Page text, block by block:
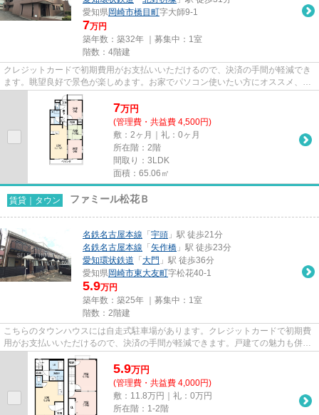
愛知県岡崎市橋目町字大師9-1
7万円
築年数：築32年 ｜募集中： 1室
階数：4階建
クレジットカードで初期費用がお支払いいただけるので、決済の手間が軽減でき
ます。眺望良好で景色が楽しめます。お家でパソコン使いたい方にオススメ、ネ
ット回線工事済み物件。ぜひ...
7万円
(管理費・共益費 4,500円)
敷：2ヶ月｜礼：0ヶ月
所在階：2階
間取り：3LDK
面積：65.06㎡
賃貸｜タウン ファミール松花Ｂ
名鉄名古屋本線 「 宇頭 」駅 徒歩21分
名鉄名古屋本線 「 矢作橋 」駅 徒歩23分
愛知環状鉄道 「 大門 」駅 徒歩36分
愛知県岡崎市東大友町字松花40-1
5.9万円
築年数：築25年 ｜募集中： 1室
階数：2階建
こちらのタウンハウスには自走式駐車場があります。クレジットカードで初期費
用がお支払いいただけるので、決済の手間が軽減できます。戸建ての魅力も併せ
持つタウンハウスタイプです...
5.9万円
(管理費・共益費 4,000円)
敷：11.8万円｜礼：0万円
所在階：1-2階